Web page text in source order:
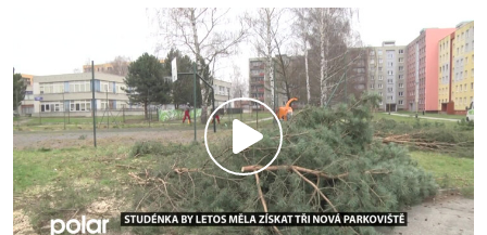
Přehrát
video